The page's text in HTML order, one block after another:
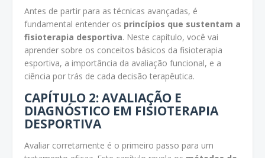
Antes de partir para as técnicas avançadas, é
fundamental entender os princípios que sustentam a
fisioterapia desportiva. Neste capítulo, você vai
aprender sobre os conceitos básicos da fisioterapia
esportiva, a importância da avaliação funcional, e a
ciência por trás de cada decisão terapêutica.
CAPÍTULO 2: AVALIAÇÃO E
DIAGNÓSTICO EM FISIOTERAPIA
DESPORTIVA
Avaliar corretamente é o primeiro passo para um